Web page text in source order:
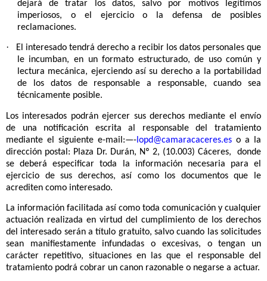
con su situación particular, los interesados podrán oponerse al
tratamiento de sus datos. la Cámara de Comercio de Cáceres
imperiosos, o el ejercicio o la defensa de posibles
reclamaciones.
El interesado tendrá derecho a recibir los datos personales que
le incumban, en un formato estructurado, de uso común y
lectura mecánica, ejerciendo así su derecho a la portabilidad
de los datos de responsable a responsable, cuando sea
técnicamente posible.
Los interesados podrán ejercer sus derechos mediante el envío
de una notificación escrita al responsable del tratamiento
mediante el siguiente e-mail:
—- lopd@camaracaceres.eso a la
dirección postal: Plaza Dr. Durán, Nº 2, (10.003) Cáceres, donde
ejercicio de sus derechos, así como los documentos que le
acrediten como interesado.
La información facilitada así como toda comunicación y cualquier
actuación realizada en virtud del cumplimiento de los derechos
del interesado serán a título gratuito, salvo cuando las solicitudes
sean manifiestamente infundadas o excesivas, o tengan un